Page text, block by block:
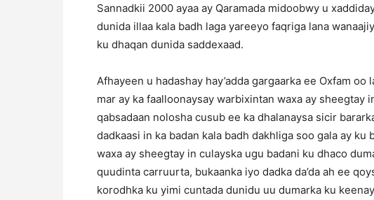
Sannadkii 2000 ayaa ay Qaramada midoobwy u
dunida illaa kala badh laga yareeyo faqriga lana
ku dhaqan dunida saddexaad.
Afhayeen u hadashay hay’adda gargaarka ee Oxfam
mar ay ka faalloonaysay warbixintan waxa ay sheegtay
qabsadaan nolosha cusub ee ka dhalanaysa sicir
dadkaasi in ka badan kala badh dakhliga soo gala ay ku
waxa ay sheegtay in culayska ugu badani ku dhaco
quudinta carruurta, bukaanka iyo dadka da’da ah ee
korodhka ku yimi cuntada dunidu uu dumarka ku